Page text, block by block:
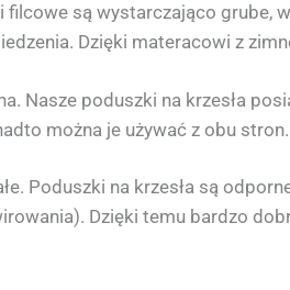
są wystarczająco grube,
Dzięki materacowi z
Nasze poduszki na krzesła
można je używać z obu stron.
Poduszki na krzesła są
Dzięki temu bardzo